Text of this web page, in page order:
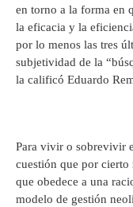
en torno a la forma en
la eficacia y la
por lo menos las tres
subjetividad de la
la calificó Eduardo
Para vivir o sobrevivir
cuestión que por
que obedece a una
modelo de gestión